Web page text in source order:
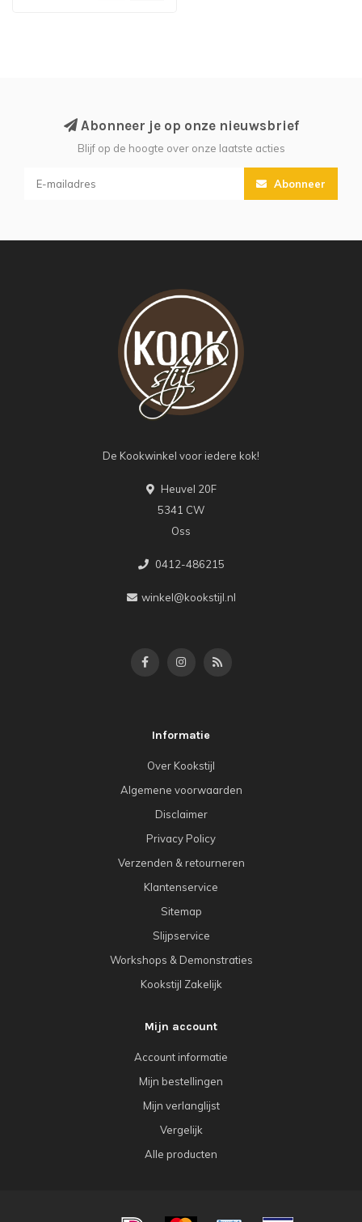
Abonneer je op onze nieuwsbrief
Blijf op de hoogte over onze laatste acties
Abonneer
De Kookwinkel voor iedere kok!
Heuvel 20F
5341 CW
Oss
0412-486215
winkel@kookstijl.nl
Informatie
Over Kookstijl
Algemene voorwaarden
Disclaimer
Privacy Policy
Verzenden & retourneren
Klantenservice
Sitemap
Slijpservice
Workshops & Demonstraties
Kookstijl Zakelijk
Mijn account
Account informatie
Mijn bestellingen
Mijn verlanglijst
Vergelijk
Alle producten